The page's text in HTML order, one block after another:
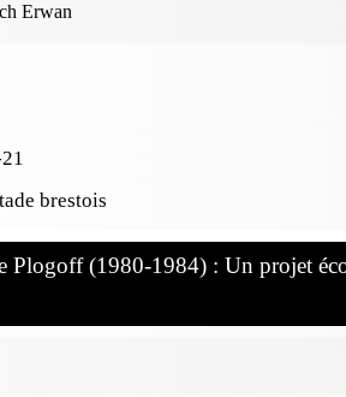
Erwan
brestois
Plogoff (1980-1984) : Un projet